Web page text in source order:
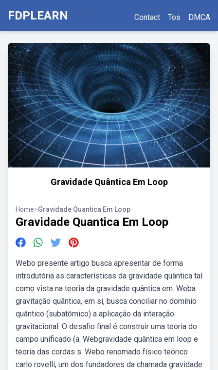
FDPLEARN Contact Tos DMCA
Gravidade Quântica Em Loop
Home>Gravidade Quantica Em Loop
Gravidade Quantica Em Loop
Webo presente artigo busca apresentar de forma
introdutória as características da gravidade quântica tal
como vista na teoria da gravidade quântica em. Weba
gravitação quântica, em si, busca conciliar no domínio
quântico (subatômico) a aplicação da interação
gravitacional. O desafio final é construir uma teoria do
campo unificado (a. Webgravidade quântica em loop e
teoria das cordas s. Webo renomado físico teórico
carlo rovelli, um dos fundadores da chamada gravidade